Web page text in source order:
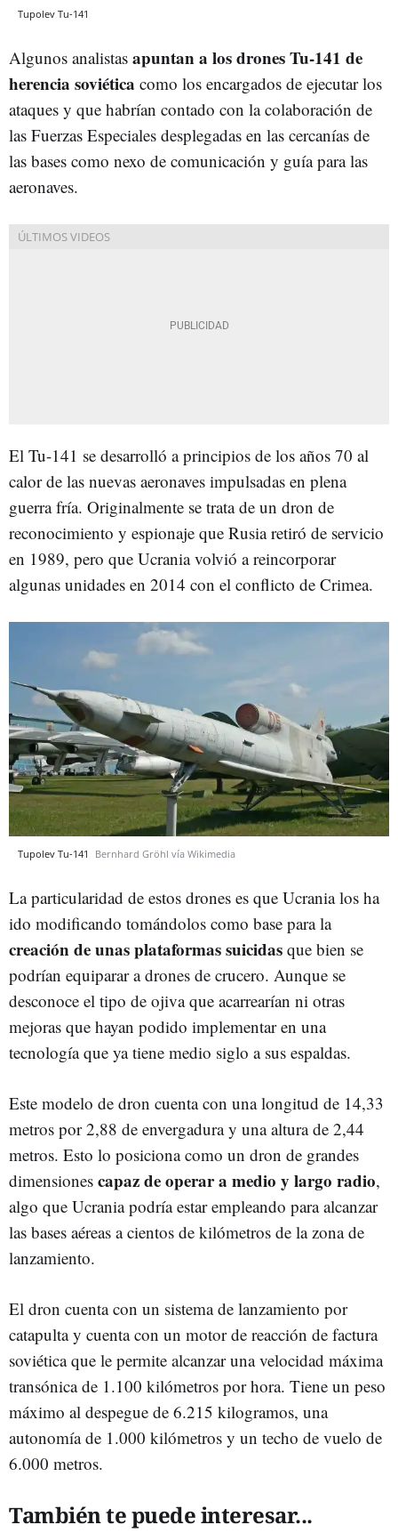
Tupolev Tu-141
Algunos analistas apuntan a los drones Tu-141 de
herencia soviética como los encargados de ejecutar los
ataques y que habrían contado con la colaboración de
las Fuerzas Especiales desplegadas en las cercanías de
las bases como nexo de comunicación y guía para las
aeronaves.
El Tu-141 se desarrolló a principios de los años 70 al
calor de las nuevas aeronaves impulsadas en plena
guerra fría. Originalmente se trata de un dron de
reconocimiento y espionaje que Rusia retiró de servicio
en 1989, pero que Ucrania volvió a reincorporar
algunas unidades en 2014 con el conflicto de Crimea.
Tupolev Tu-141 Bernhard Gröhl vía Wikimedia
La particularidad de estos drones es que Ucrania los ha
ido modificando tomándolos como base para la
creación de unas plataformas suicidas que bien se
podrían equiparar a drones de crucero. Aunque se
desconoce el tipo de ojiva que acarrearían ni otras
mejoras que hayan podido implementar en una
tecnología que ya tiene medio siglo a sus espaldas.
Este modelo de dron cuenta con una longitud de 14,33
metros por 2,88 de envergadura y una altura de 2,44
metros. Esto lo posiciona como un dron de grandes
dimensiones capaz de operar a medio y largo radio,
algo que Ucrania podría estar empleando para alcanzar
las bases aéreas a cientos de kilómetros de la zona de
lanzamiento.
El dron cuenta con un sistema de lanzamiento por
catapulta y cuenta con un motor de reacción de factura
soviética que le permite alcanzar una velocidad máxima
transónica de 1.100 kilómetros por hora. Tiene un peso
máximo al despegue de 6.215 kilogramos, una
autonomía de 1.000 kilómetros y un techo de vuelo de
6.000 metros.
También te puede interesar...